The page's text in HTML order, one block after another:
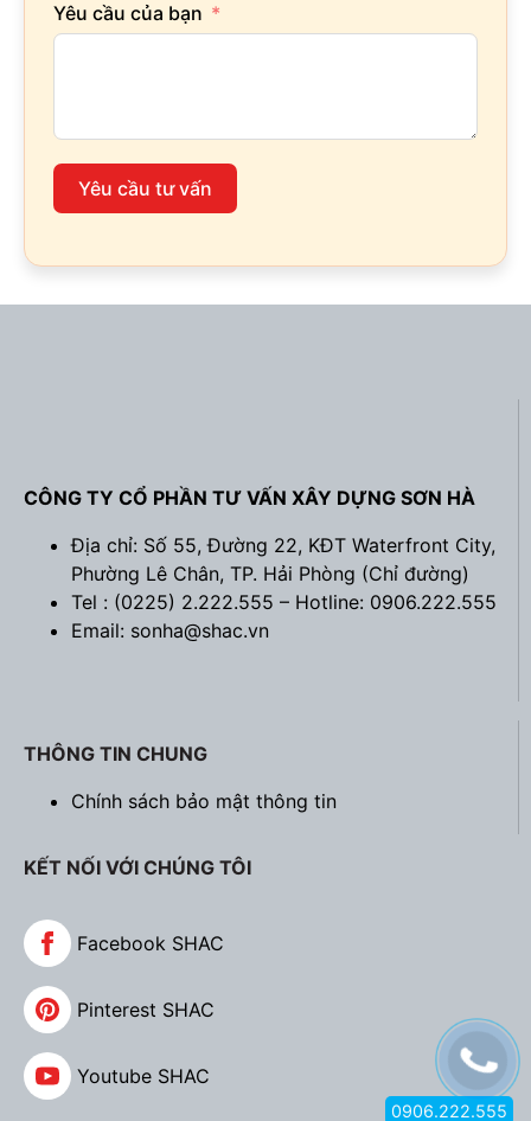
Yêu cầu của bạn
Yêu cầu tư vấn
CÔNG TY CỔ PHẦN TƯ VẤN XÂY DỰNG SƠN HÀ
Địa chỉ: Số 55, Đường 22, KĐT Waterfront City,
Phường Lê Chân, TP. Hải Phòng (Chỉ đường)
Tel : (0225) 2.222.555 – Hotline: 0906.222.555
Email: sonha@shac.vn
THÔNG TIN CHUNG
Chính sách bảo mật thông tin
KẾT NỐI VỚI CHÚNG TÔI
Facebook SHAC
Pinterest SHAC
Youtube SHAC
0906.222.555